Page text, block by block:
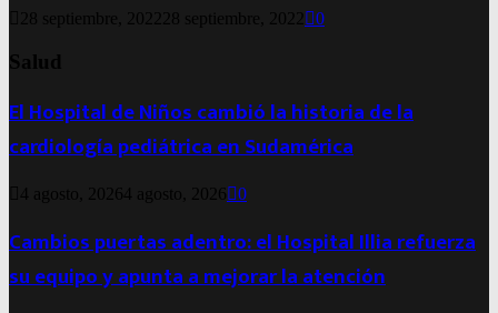
28 septiembre, 2022 28 septiembre, 2022 0
Salud
El Hospital de Niños cambió la historia de la
cardiología pediátrica en Sudamérica
4 agosto, 20264 agosto, 2026 0
Cambios puertas adentro: el Hospital Illia refuerza
su equipo y apunta a mejorar la atención